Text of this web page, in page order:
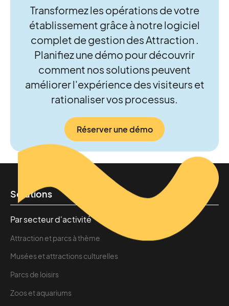
Transformez les opérations de votre
établissement grâce à notre logiciel
complet de gestion des Attraction .
Planifiez une démo pour découvrir
comment nos solutions peuvent
améliorer l'expérience des visiteurs et
rationaliser vos processus.
Réserver une démo
Solutions
Par secteur d'activité
Attraction et parcs à thème
Musées et attractions culturelles
Parcs de loisirs
Zoos et aquariums